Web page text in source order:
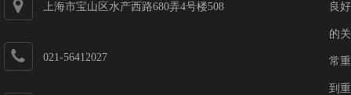
上海市宝山区水产西路680弄4号楼508
021-56412027
良
的
常
到